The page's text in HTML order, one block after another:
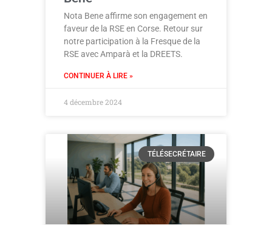
Nota Bene affirme son engagement en
faveur de la RSE en Corse. Retour sur
notre participation à la Fresque de la
RSE avec Amparà et la DREETS.
CONTINUER À LIRE »
4 décembre 2024
TÉLÉSECRÉTAIRE